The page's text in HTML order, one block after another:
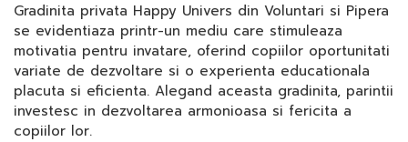
Gradinita privata Happy Univers din Voluntari si Pipera
se evidentiaza printr-un mediu care stimuleaza
motivatia pentru invatare, oferind copiilor oportunitati
variate de dezvoltare si o experienta educationala
placuta si eficienta. Alegand aceasta gradinita, parintii
investesc in dezvoltarea armonioasa si fericita a
copiilor lor.